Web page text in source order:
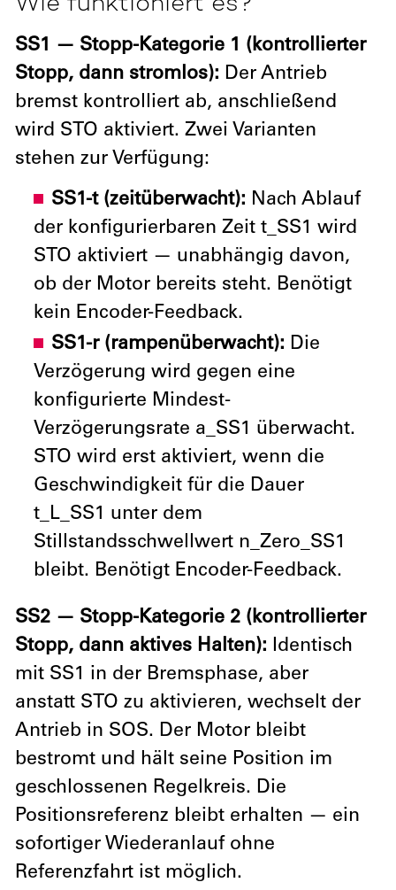
SS1 — Stopp-Kategorie 1 (kontrollierter
Stopp, dann stromlos): Der Antrieb
bremst kontrolliert ab, anschließend
wird STO aktiviert. Zwei Varianten
stehen zur Verfügung:
SS1-t (zeitüberwacht): Nach Ablauf
der konfigurierbaren Zeit t_SS1 wird
STO aktiviert — unabhängig davon,
ob der Motor bereits steht. Benötigt
kein Encoder-Feedback.
SS1-r (rampenüberwacht): Die
Verzögerung wird gegen eine
konfigurierte Mindest-
Verzögerungsrate a_SS1 überwacht.
STO wird erst aktiviert, wenn die
Geschwindigkeit für die Dauer
t_L_SS1 unter dem
Stillstandsschwellwert n_Zero_SS1
bleibt. Benötigt Encoder-Feedback.
SS2 — Stopp-Kategorie 2 (kontrollierter
Stopp, dann aktives Halten): Identisch
mit SS1 in der Bremsphase, aber
anstatt STO zu aktivieren, wechselt der
Antrieb in SOS. Der Motor bleibt
bestromt und hält seine Position im
geschlossenen Regelkreis. Die
Positionsreferenz bleibt erhalten — ein
sofortiger Wiederanlauf ohne
Referenzfahrt ist möglich.